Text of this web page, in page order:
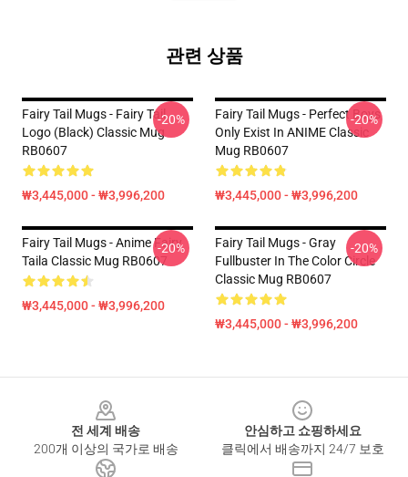
관련 상품
Fairy Tail Mugs - Fairy Tail
Logo (Black) Classic Mug
RB0607
₩3,445,000 - ₩3,996,200
-20%
Fairy Tail Mugs - Perfect Boys
Only Exist In ANIME Classic
Mug RB0607
₩3,445,000 - ₩3,996,200
-20%
Fairy Tail Mugs - Anime Fairy
Taila Classic Mug RB0607
₩3,445,000 - ₩3,996,200
-20%
Fairy Tail Mugs - Gray
Fullbuster In The Color Circle
Classic Mug RB0607
₩3,445,000 - ₩3,996,200
-20%
전 세계 배송
200개 이상의 국가로 배송
안심하고 쇼핑하세요
클릭에서 배송까지 24/7 보호